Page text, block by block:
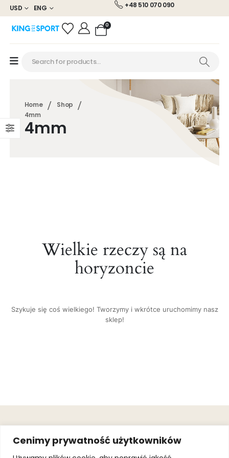
Cenimy prywatność użytkowników
USD ENG +48 510 070 090
0
Home
Shop
4mm
4mm
Wielkie rzeczy są na
horyzoncie
Szykuje się coś wielkiego! Tworzymy i wkrótce uruchomimy nasz
sklep!
JOIN OUR
MAILING
OBSŁUGA
KLIENTA
Gwarancja
.
.